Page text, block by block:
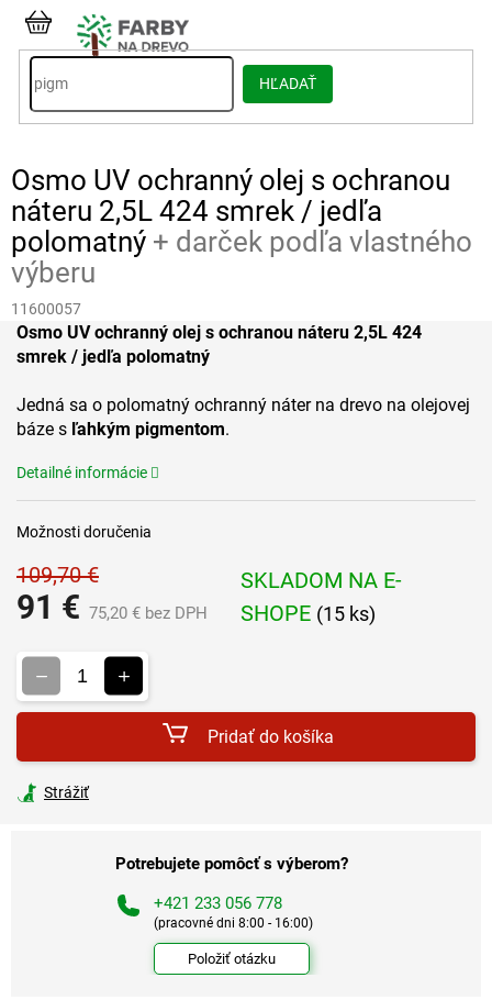
Prejsť
obsah
HĽADAŤ
NÁKUPNÝ
KOŠÍK
Osmo UV ochranný olej s ochranou
náteru 2,5L 424 smrek / jedľa
polomatný + darček podľa vlastného
výberu
11600057
109,70 €
91 € 75,20 € bez DPH
SKLADOM NA E-
SHOPE (15 ks)
Možnosti doručenia
Pridať do košíka
Osmo UV ochranný olej s ochranou náteru 2,5L 424
smrek / jedľa polomatný
Jedná sa o polomatný ochranný náter na drevo na olejovej
báze s ľahkým pigmentom.
Detailné informácie
Strážiť
Potrebujete pomôcť s výberom?
+421 233 056 778
(pracovné dni 8:00 - 16:00)
Položiť otázku